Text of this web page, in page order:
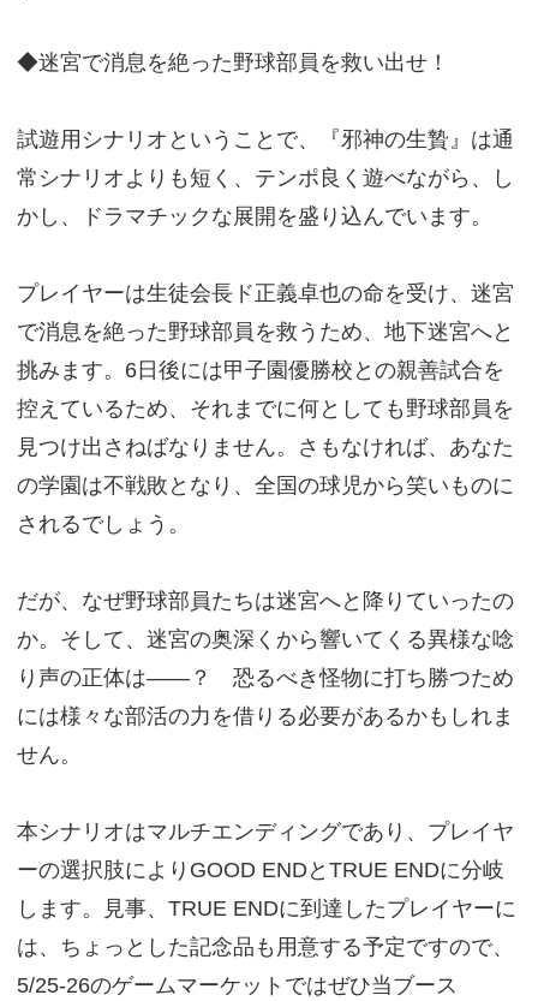
◆迷宮で消息を絶った野球部員を救い出せ！
試遊用シナリオということで、『邪神の生贄』は通
常シナリオよりも短く、テンポ良く遊べながら、し
かし、ドラマチックな展開を盛り込んでいます。
プレイヤーは生徒会長ド正義卓也の命を受け、迷宮
で消息を絶った野球部員を救うため、地下迷宮へと
挑みます。6日後には甲子園優勝校との親善試合を
控えているため、それまでに何としても野球部員を
見つけ出さねばなりません。さもなければ、あなた
の学園は不戦敗となり、全国の球児から笑いものに
されるでしょう。
だが、なぜ野球部員たちは迷宮へと降りていったの
か。そして、迷宮の奥深くから響いてくる異様な唸
り声の正体は――？ 恐るべき怪物に打ち勝つため
には様々な部活の力を借りる必要があるかもしれま
せん。
本シナリオはマルチエンディングであり、プレイヤ
ーの選択肢によりGOOD ENDとTRUE ENDに分岐
します。見事、TRUE ENDに到達したプレイヤーに
は、ちょっとした記念品も用意する予定ですので、
5/25-26のゲームマーケットではぜひ当ブース